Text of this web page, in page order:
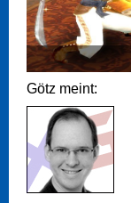
Götz meint: